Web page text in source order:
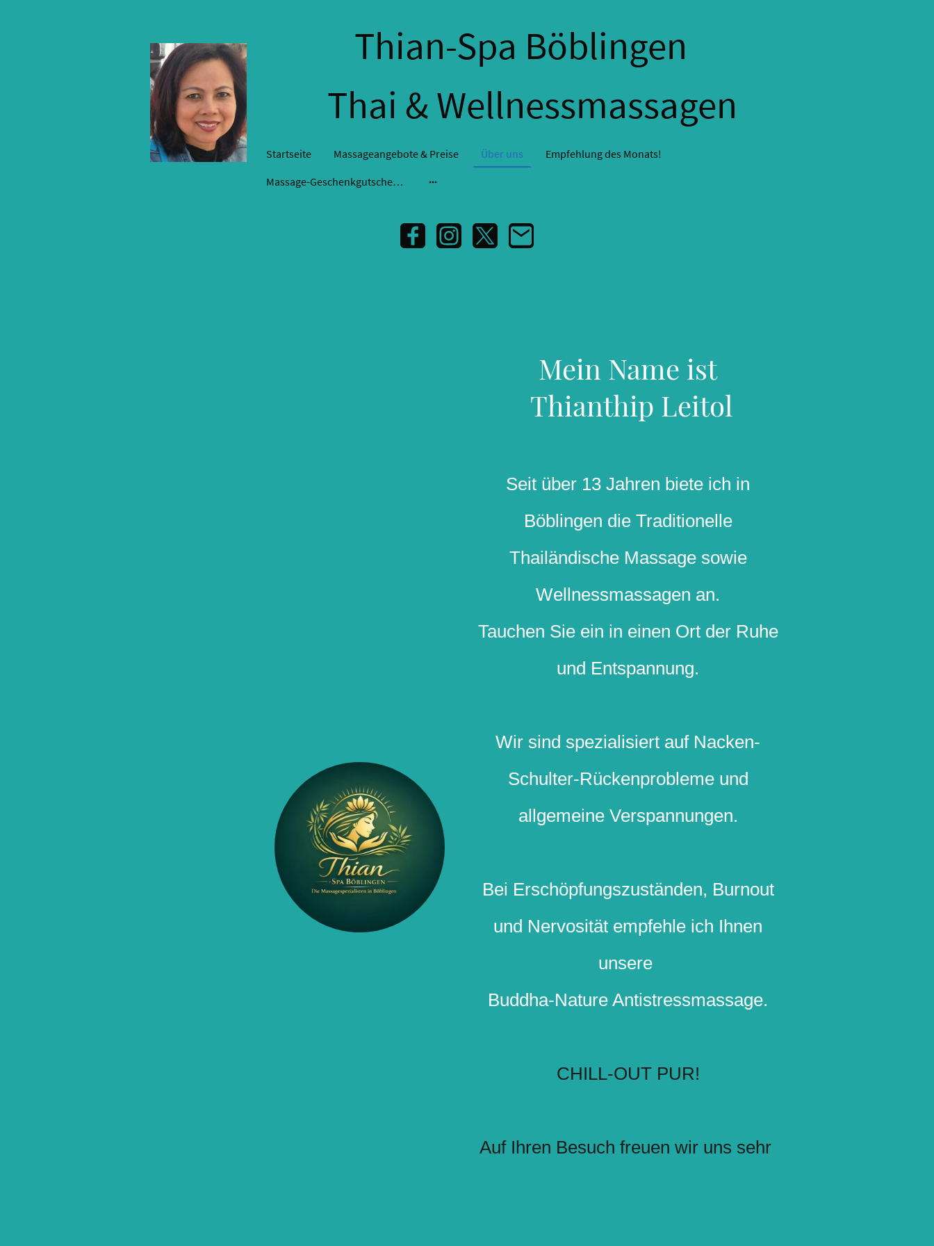
Thian-Spa Böblingen
Thai & Wellnessmassagen
Startseite Massageangebote & Preise Über uns
Empfehlung des Monats!
Massage-Geschenkgutscheine
Mein Name ist
Thianthip Leitol
Seit über 13 Jahren biete ich in
Böblingen die Traditionelle
Thailändische Massage sowie
Wellnessmassagen an.
Tauchen Sie ein in einen Ort der Ruhe
und Entspannung.
Wir sind spezialisiert auf Nacken-
Schulter-Rückenprobleme und
allgemeine Verspannungen.
Bei Erschöpfungszuständen, Burnout
und Nervosität empfehle ich Ihnen
unsere
Buddha-Nature Antistressmassage.
CHILL-OUT PUR!
Auf Ihren Besuch freuen wir uns sehr